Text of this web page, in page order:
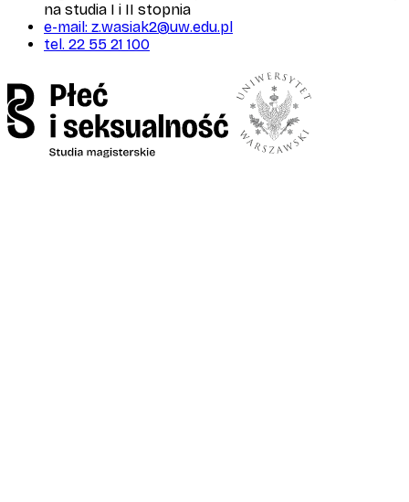
na studia I i II stopnia
e-mail: z.wasiak2@uw.edu.pl
tel. 22 55 21 100